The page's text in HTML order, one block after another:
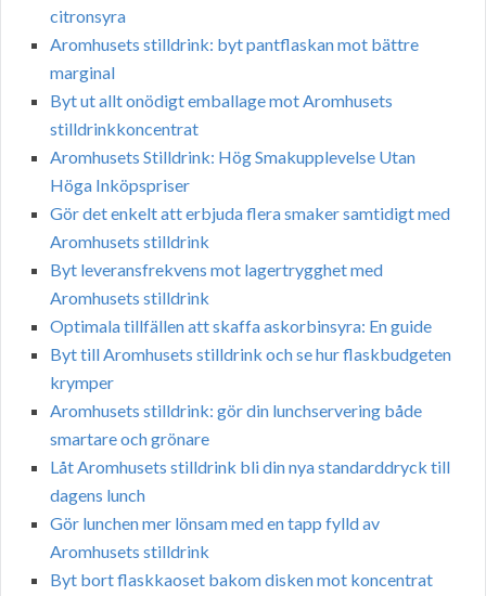
citronsyra
Aromhusets stilldrink: byt pantflaskan mot bättre
marginal
Byt ut allt onödigt emballage mot Aromhusets
stilldrinkkoncentrat
Aromhusets Stilldrink: Hög Smakupplevelse Utan
Höga Inköpspriser
Gör det enkelt att erbjuda flera smaker samtidigt med
Aromhusets stilldrink
Byt leveransfrekvens mot lagertrygghet med
Aromhusets stilldrink
Optimala tillfällen att skaffa askorbinsyra: En guide
Byt till Aromhusets stilldrink och se hur flaskbudgeten
krymper
Aromhusets stilldrink: gör din lunchservering både
smartare och grönare
Låt Aromhusets stilldrink bli din nya standarddryck till
dagens lunch
Gör lunchen mer lönsam med en tapp fylld av
Aromhusets stilldrink
Byt bort flaskkaoset bakom disken mot koncentrat